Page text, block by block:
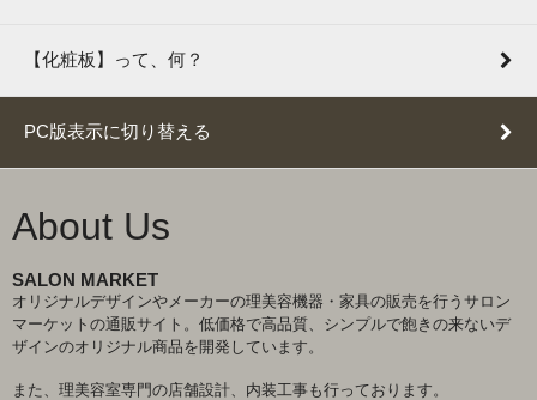
【化粧板】って、何？
PC版表示に切り替える
About Us
SALON MARKET
オリジナルデザインやメーカーの理美容機器・家具の販売を行うサロン
マーケットの通販サイト。低価格で高品質、シンプルで飽きの来ないデ
ザインのオリジナル商品を開発しています。
また、理美容室専門の店舗設計、内装工事も行っております。